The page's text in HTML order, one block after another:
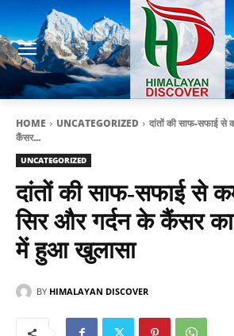
HOME UNCATEGORIZED
दांतों की साफ-सफाई से
कैंसर...
UNCATEGORIZED
दांतों की साफ-सफाई से
सिर और गर्दन के कैंसर
में हुआ खुलासा
BY HIMALAYAN DISCOVER